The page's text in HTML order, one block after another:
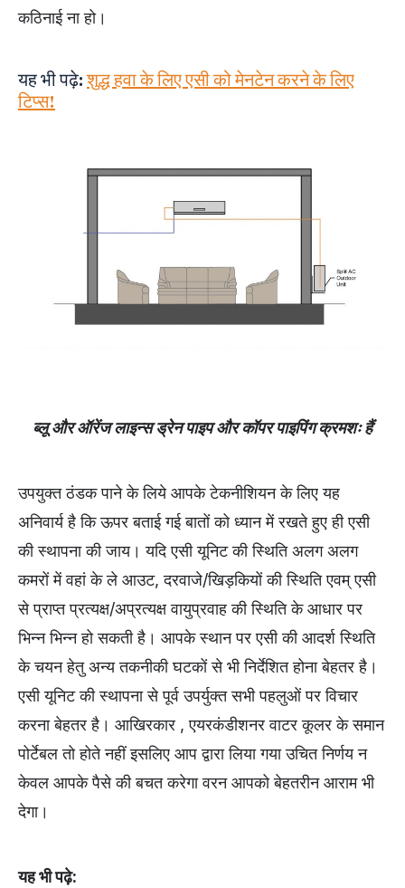
कठिनाई ना हो।
यह भी पढ़े:शुद्ध हवा के लिए एसी को मेनटेन करने के लिए
टिप्स!
ब्लू और ऑरेंज लाइन्स ड्रेन पाइप और कॉपर पाइपिंग क्रमशः हैं
उपयुक्त ठंडक पाने के लिये आपके टेकनीशियन के लिए यह
अनिवार्य है कि ऊपर बताई गई बातों को ध्यान में रखते हुए ही एसी
की स्थापना की जाय। यदि एसी यूनिट की स्थिति अलग अलग
कमरों में वहां के ले आउट, दरवाजे/खिड़कियों की स्थिति एवम् एसी
से प्राप्त प्रत्यक्ष/अप्रत्यक्ष वायुप्रवाह की स्थिति के आधार पर
भिन्न भिन्न हो सकती है। आपके स्थान पर एसी की आदर्श स्थिति
के चयन हेतु अन्य तकनीकी घटकों से भी निर्देशित होना बेहतर है।
एसी यूनिट की स्थापना से पूर्व उपर्युक्त सभी पहलुओं पर विचार
करना बेहतर है। आखिरकार , एयरकंडीशनर वाटर कूलर के समान
पोर्टेबल तो होते नहीं इसलिए आप द्वारा लिया गया उचित निर्णय न
केवल आपके पैसे की बचत करेगा वरन आपको बेहतरीन आराम भी
देगा।
यह भी पढ़े: